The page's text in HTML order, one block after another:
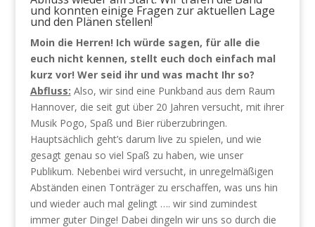
und konnten einige Fragen zur aktuellen Lage
und den Plänen stellen!
Moin die Herren! Ich würde sagen, für alle die
euch nicht kennen, stellt euch doch einfach mal
kurz vor! Wer seid ihr und was macht Ihr so?
Abfluss: Also, wir sind eine Punkband aus dem Raum
Hannover, die seit gut über 20 Jahren versucht, mit ihrer
Musik Pogo, Spaß und Bier rüberzubringen.
Hauptsächlich geht’s darum live zu spielen, und wie
gesagt genau so viel Spaß zu haben, wie unser
Publikum. Nebenbei wird versucht, in unregelmäßigen
Abständen einen Tonträger zu erschaffen, was uns hin
und wieder auch mal gelingt …. wir sind zumindest
immer guter Dinge! Dabei dingeln wir uns so durch die